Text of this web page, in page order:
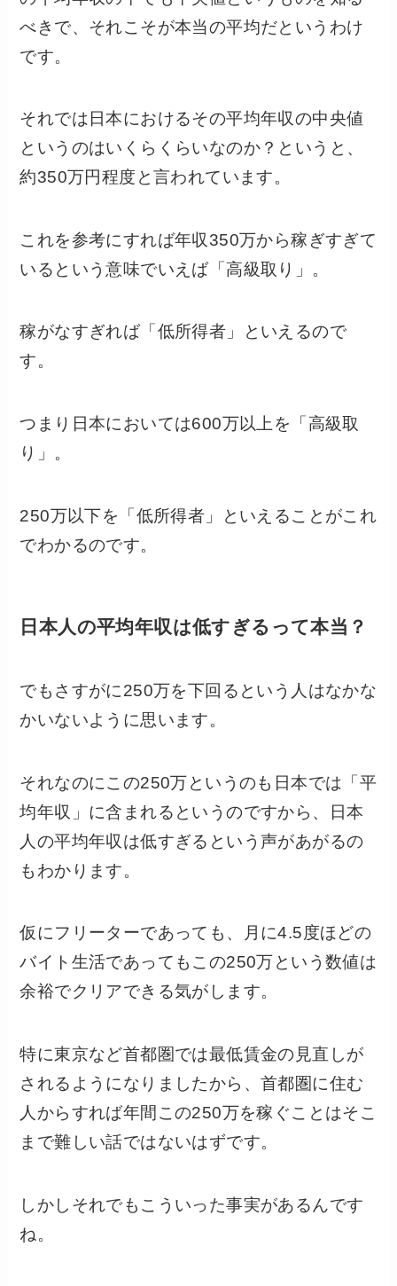
べきで、それこそが本当の平均だというわけ
です。
それでは日本におけるその平均年収の中央値
というのはいくらくらいなのか？というと、
約350万円程度と言われています。
これを参考にすれば年収350万から稼ぎすぎて
いるという意味でいえば「高級取り」。
稼がなすぎれば「低所得者」といえるので
す。
つまり日本においては600万以上を「高級取
り」。
250万以下を「低所得者」といえることがこれ
でわかるのです。
日本人の平均年収は低すぎるって本当？
でもさすがに250万を下回るという人はなかな
かいないように思います。
それなのにこの250万というのも日本では「平
均年収」に含まれるというのですから、日本
人の平均年収は低すぎるという声があがるの
もわかります。
仮にフリーターであっても、月に4.5度ほどの
バイト生活であってもこの250万という数値は
余裕でクリアできる気がします。
特に東京など首都圏では最低賃金の見直しが
されるようになりましたから、首都圏に住む
人からすれば年間この250万を稼ぐことはそこ
まで難しい話ではないはずです。
しかしそれでもこういった事実があるんです
ね。